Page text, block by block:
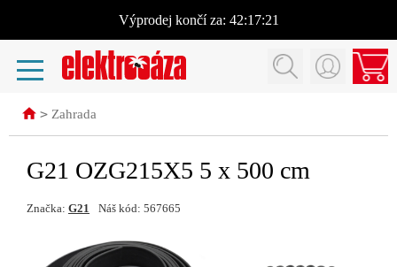
Výprodej končí za: 42:17:21
> Zahrada
G21 OZG215X5 5 x 500 cm
Značka: G21 Náš kód: 567665